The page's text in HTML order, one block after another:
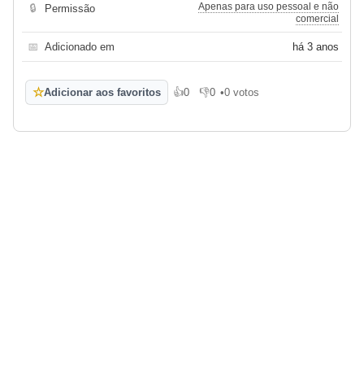
🔒 Permissão
Apenas para uso pessoal e não
comercial
📅 Adicionado em há 3 anos
☆Adicionar aos favoritos 👍0
Gosto 👎0
Não gosto
•0 votos